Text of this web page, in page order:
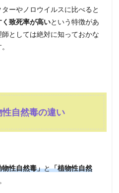
ーやノロウイルスに比べると
致死率が高いという特徴があ
としては絶対に知っておかな
自然毒の違い
物性自然毒」と「植物性自然